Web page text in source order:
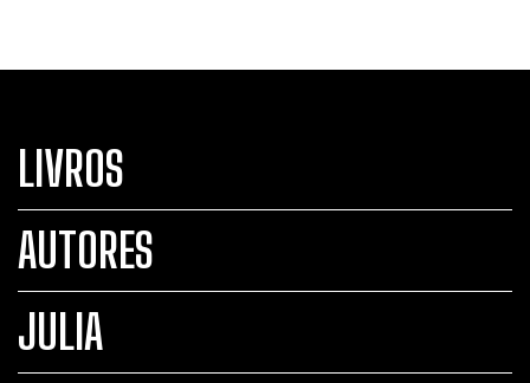
LIVROS
AUTORES
JULIA